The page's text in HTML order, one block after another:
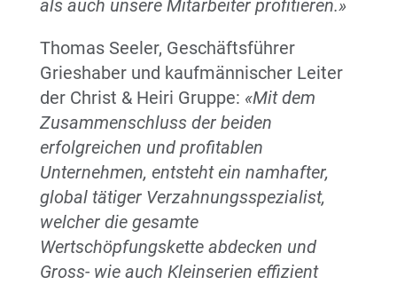
als auch unsere Mitarbeiter profitieren.»
Thomas Seeler, Geschäftsführer
Grieshaber und kaufmännischer Leiter
der Christ & Heiri Gruppe: «Mit dem
Zusammenschluss der beiden
erfolgreichen und profitablen
Unternehmen, entsteht ein namhafter,
global tätiger Verzahnungsspezialist,
welcher die gesamte
Wertschöpfungskette abdecken und
Gross- wie auch Kleinserien effizient